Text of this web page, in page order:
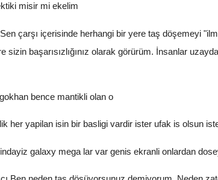
misir mi ekelim
çarşı içerisinde herhangi bir yere taş döşemeyi
sizin başarısızlığınız olarak görürüm. İnsanlar
bence mantikli olan o
her yapilan isin bir basligi vardir ister ufak is olsun
galaxy mega lar var genis ekranli onlardan